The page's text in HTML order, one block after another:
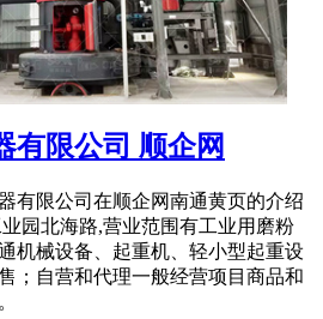
有限公司 顺企网
有限公司在顺企网南通黄页的介绍
园北海路,营业范围有工业用磨粉
机械设备、起重机、轻小型起重设
；自营和代理一般经营项目商品和